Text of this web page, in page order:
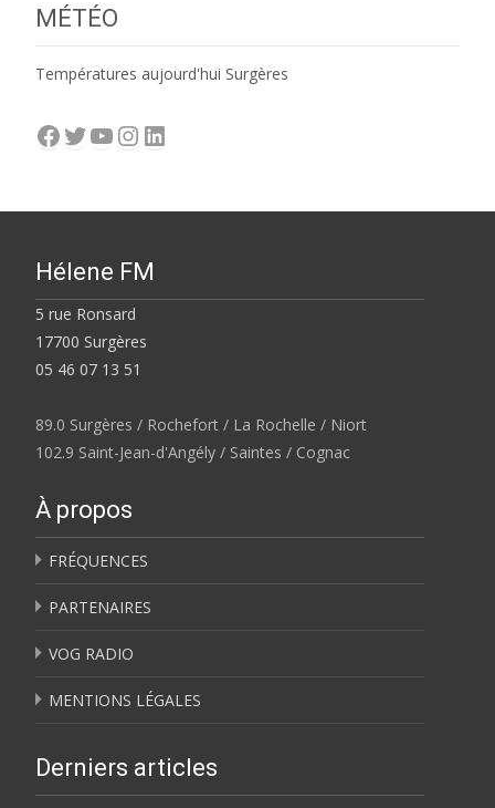
MÉTÉO
Températures aujourd'hui Surgères
Facebook
Twitter
YouTube
Instagram
LinkedIn
Hélene FM
5 rue Ronsard
17700 Surgères
05 46 07 13 51
89.0 Surgères / Rochefort / La Rochelle / Niort
102.9 Saint-Jean-d'Angély / Saintes / Cognac
À propos
FRÉQUENCES
PARTENAIRES
VOG RADIO
MENTIONS LÉGALES
Derniers articles